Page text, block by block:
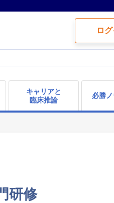
ロ
キャリアと
臨床推論
必勝
研修